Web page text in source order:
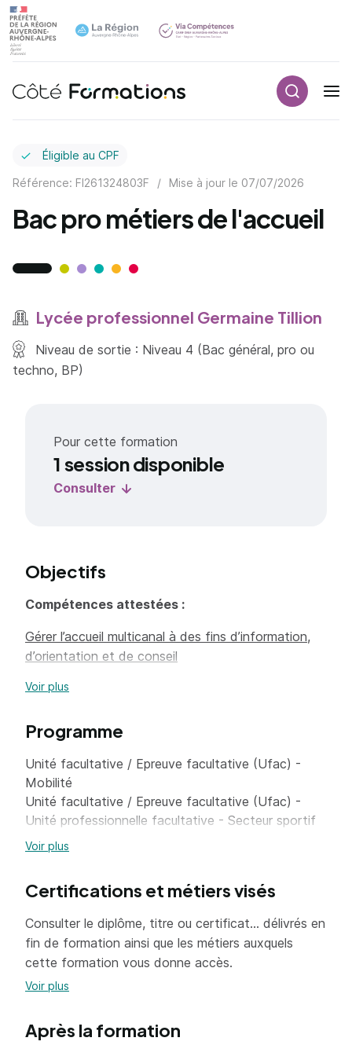
Navigation principale
Éligible au CPF
Référence: FI261324803F / Mise à jour le 07/07/2026
Bac pro métiers de l'accueil
Lycée professionnel Germaine Tillion
Niveau de sortie : Niveau 4 (Bac général, pro ou
techno, BP)
Pour cette formation
1 session disponible
Consulter
Objectifs
Compétences attestées :
Gérer l’accueil multicanal à des fins d’information,
d’orientation et de conseil
Gérer simultanément les activités
Traiter la demande
Gérer les flux
Gérer les conflits
organisationnelles
Gérer l’information
Gérer des prestations internes et externes
l’accueil
Gérer la relation commerciale
Voir plus
Programme
Unité facultative / Epreuve facultative (Ufac) -
Mobilité
Unité facultative / Epreuve facultative (Ufac) -
Unité professionnelle facultative - Secteur sportif
=> En savoir plus
Voir plus
Certifications et métiers visés
Consulter le diplôme, titre ou certificat... délivrés en
fin de formation ainsi que les métiers auxquels
cette formation vous donne accès.
Voir plus
Après la formation